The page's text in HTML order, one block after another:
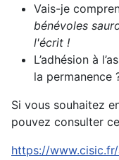
Vais-je
bénévoles
l'écrit !
L’adhésion à
la permanence
Si vous souhaitez
pouvez consulter
https://